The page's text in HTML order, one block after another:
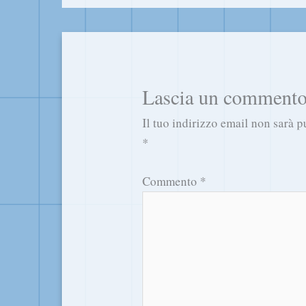
Lascia un commento
Il tuo indirizzo email non sarà
*
Commento *